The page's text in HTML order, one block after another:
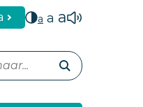
a a a